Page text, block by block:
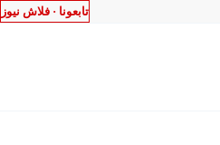
تابعونا · فلاش نيوز